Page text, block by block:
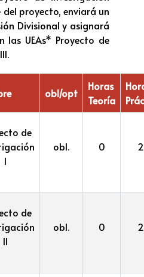
proyecto, enviará un
Divisional y asignará
las UEAs* Proyecto de
obl/opt
Horas
Teoría
de
I
obl. 0
de
II
obl. 0